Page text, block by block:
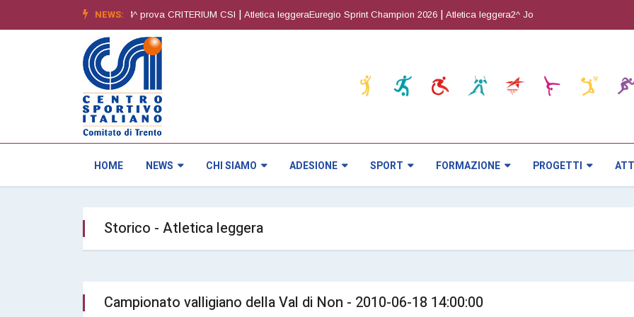
NEWS:
Orienteering4^ prova CRITERIUM CSI |Atletica leggeraEuregio Sprint Champion 2026 |Atletica leggera2^ Joy Cup Orienteering5^
HOME NEWS CHI SIAMO ADESIONE SPORT FORMAZIONE PROGETTI
Storico - Atletica leggera
Campionato valligiano della Val di Non - 2010-06-18 14:00:00